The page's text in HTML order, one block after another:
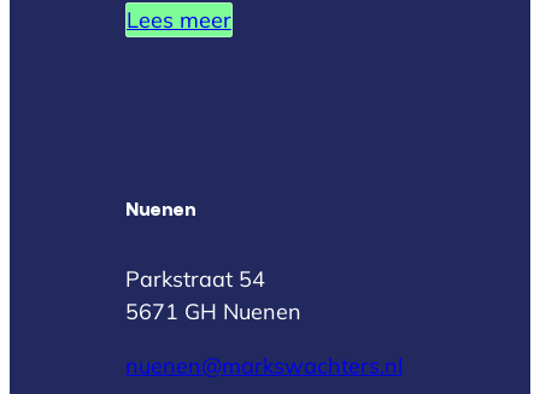
Lees meer
Nuenen
Parkstraat 54
5671 GH Nuenen
nuenen@markswachters.nl